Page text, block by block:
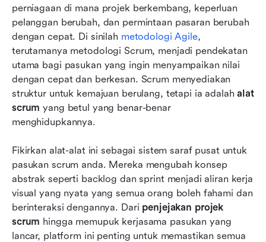
perniagaan di mana projek berkembang, keperluan
pelanggan berubah, dan permintaan pasaran berubah
dengan cepat. Di sinilah metodologi Agile,
terutamanya metodologi Scrum, menjadi pendekatan
utama bagi pasukan yang ingin menyampaikan nilai
dengan cepat dan berkesan. Scrum menyediakan
struktur untuk kemajuan berulang, tetapi ia adalah alat
scrum yang betul yang benar-benar
menghidupkannya.
Fikirkan alat-alat ini sebagai sistem saraf pusat untuk
pasukan scrum anda. Mereka mengubah konsep
abstrak seperti backlog dan sprint menjadi aliran kerja
visual yang nyata yang semua orang boleh fahami dan
berinteraksi dengannya. Dari penjejakan projek
scrum hingga memupuk kerjasama pasukan yang
lancar, platform ini penting untuk memastikan semua
10 alat scrum terbaik untuk pasukan pada tahun
Cabaran biasa yang dihadapi oleh perniagaan
dengan alat scrum
Kesimpulan
Soalan Lazim